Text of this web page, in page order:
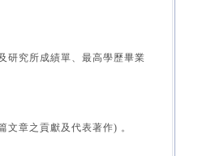
研究所成績單、最高學歷畢業
文章之貢獻及代表著作) 。